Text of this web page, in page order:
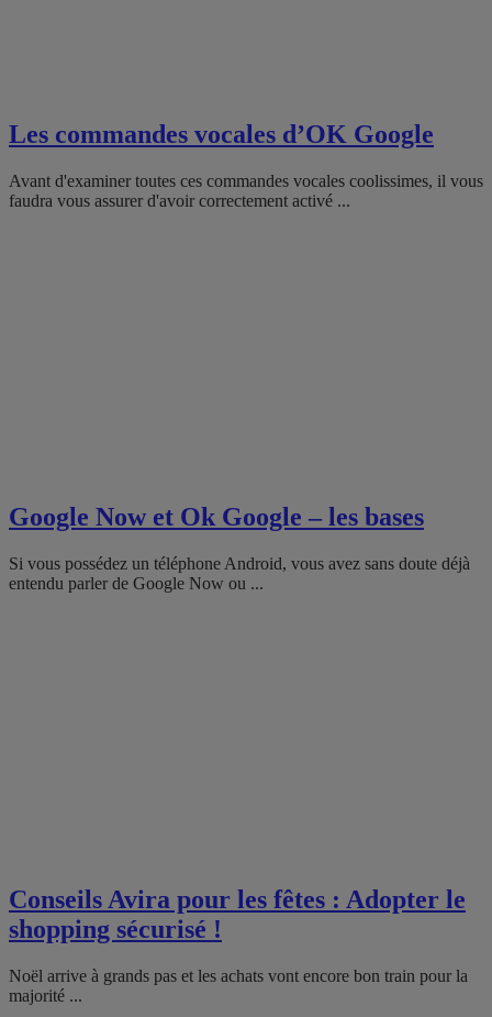
Les commandes vocales d’OK Google
Avant d'examiner toutes ces commandes vocales coolissimes, il vous
faudra vous assurer d'avoir correctement activé ...
Google Now et Ok Google – les bases
Si vous possédez un téléphone Android, vous avez sans doute déjà
entendu parler de Google Now ou ...
Conseils Avira pour les fêtes : Adopter le
shopping sécurisé !
Noël arrive à grands pas et les achats vont encore bon train pour la
majorité ...